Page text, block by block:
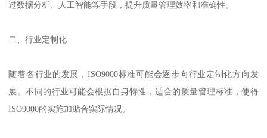
过数据分析、人工智能等手段，提升质量管理效率和准确性。
二、行业定制化
随着各行业的发展，ISO9000标准可能会逐步向行业定制化方向发
展。不同的行业可能会根据自身特性，适合的质量管理标准，使得
ISO9000的实施加贴合实际情况。